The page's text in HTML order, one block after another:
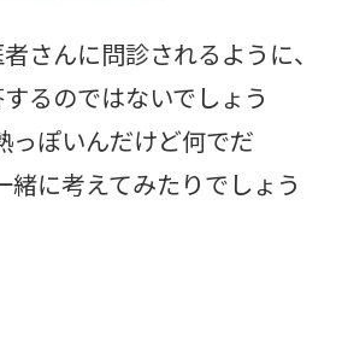
さんに問診されるように、
るのではないでしょう
っぽいんだけど何でだ
緒に考えてみたりでしょう